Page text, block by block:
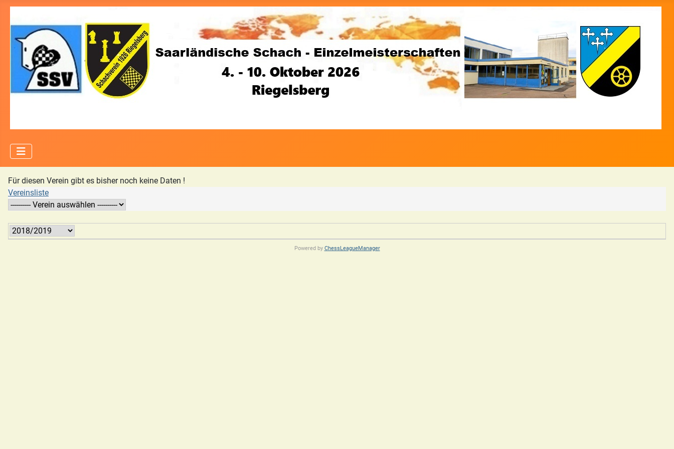
Für diesen Verein gibt es bisher noch keine Daten !
Vereinsliste
Powered by ChessLeagueManager